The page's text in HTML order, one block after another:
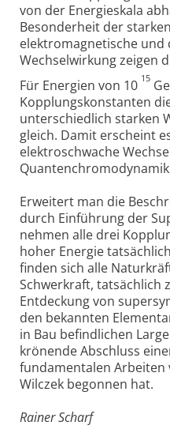
von der Energieskala
Besonderheit der
elektromagnetische und
Wechselwirkung zeigen
Für Energien von 10 15
Kopplungskonstanten
unterschiedlich starken
gleich. Damit erscheint
elektroschwache
Erweitert man die
durch Einführung der
nehmen alle drei
hoher Energie
finden sich alle
Schwerkraft, tatsächlich
Entdeckung von
den bekannten
in Bau befindlichen
krönende Abschluss
fundamentalen Arbeiten
Wilczek begonnen hat.
Rainer Scharf